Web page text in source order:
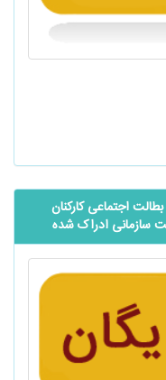
اجتماعی کارکنان
سازمانی ادراک شده